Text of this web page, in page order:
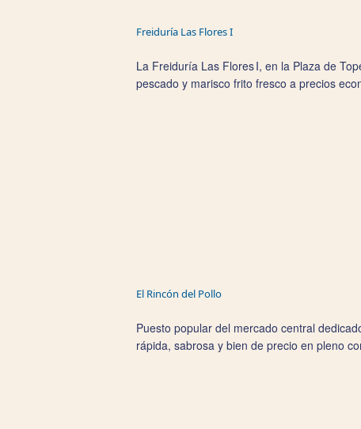
Freiduría Las Flores I
La Freiduría Las Flores I, en la Plaza de
pescado y marisco frito fresco a precios
El Rincón del Pollo
Puesto popular del mercado central
rápida, sabrosa y bien de precio en pleno